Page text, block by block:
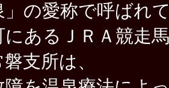
」の愛称で呼ばれ
にあるＪＲＡ競走
支所は、